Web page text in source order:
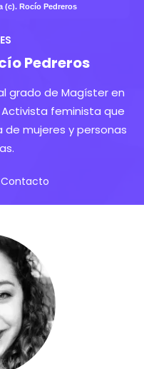
(c). Rocío Pedreros
Pedreros
grado de Magíster en
feminista que
mujeres y personas
Contacto